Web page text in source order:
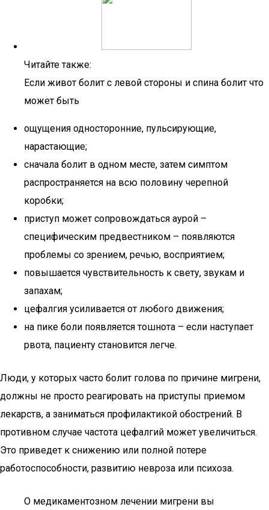
Читайте также:
Если живот болит с левой стороны и спина болит что
может быть
ощущения односторонние, пульсирующие,
нарастающие;
сначала болит в одном месте, затем симптом
распространяется на всю половину черепной
коробки;
приступ может сопровождаться аурой –
специфическим предвестником – появляются
проблемы со зрением, речью, восприятием;
повышается чувствительность к свету, звукам и
запахам;
цефалгия усиливается от любого движения;
на пике боли появляется тошнота – если наступает
рвота, пациенту становится легче.
Люди, у которых часто болит голова по причине мигрени,
должны не просто реагировать на приступы приемом
лекарств, а заниматься профилактикой обострений. В
противном случае частота цефалгий может увеличиться.
Это приведет к снижению или полной потере
работоспособности, развитию невроза или психоза.
О медикаментозном лечении мигрени вы